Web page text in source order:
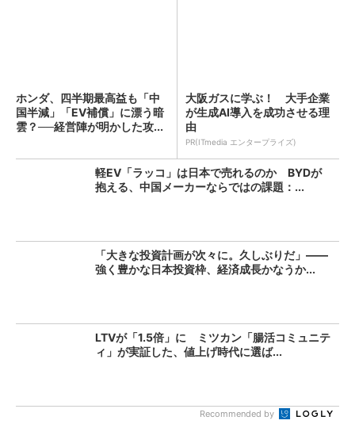
ホンダ、四半期最高益も「中
国半減」「EV補償」に漂う暗
雲？──経営陣が明かした攻...
大阪ガスに学ぶ！ 大手企業
が生成AI導入を成功させる理
由
PR(ITmedia エンタープライズ)
軽EV「ラッコ」は日本で売れるのか BYDが
抱える、中国メーカーならではの課題：...
「大きな投資計画が次々に。久しぶりだ」――
強く豊かな日本投資枠、経済成長かなうか...
LTVが「1.5倍」に ミツカン「腸活コミュニテ
ィ」が実証した、値上げ時代に選ば...
Recommended by